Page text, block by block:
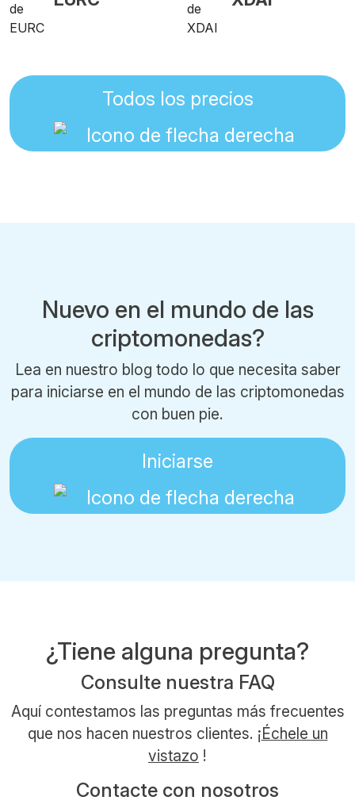
Todos los precios
Nuevo en el mundo de las
criptomonedas?
Lea en nuestro blog todo lo que necesita saber
para iniciarse en el mundo de las criptomonedas
con buen pie.
Iniciarse
¿Tiene alguna pregunta?
Consulte nuestra FAQ
Aquí contestamos las preguntas más frecuentes
que nos hacen nuestros clientes. ¡Échele un
vistazo !
Contacte con nosotros